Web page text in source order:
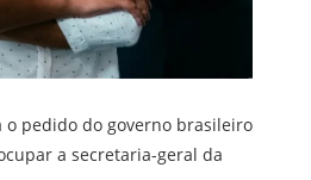
o pedido do governo brasileiro
a secretaria-geral da